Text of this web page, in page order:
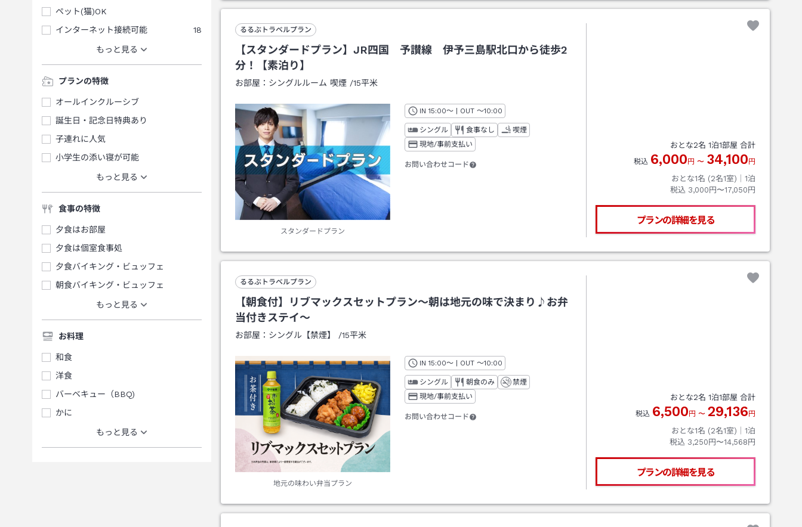
ペット(猫)OK
インターネット接続可能
18
もっと見る
プランの特徴
オールインクルーシブ
誕生日・記念日特典あり
子連れに人気
小学生の添い寝が可能
もっと見る
食事の特徴
夕食はお部屋
夕食は個室食事処
夕食バイキング・ビュッフェ
朝食バイキング・ビュッフェ
もっと見る
お料理
和食
洋食
バーベキュー（BBQ)
かに
もっと見る
るるぶトラベルプラン
【スタンダードプラン】JR四国 予讃線 伊予三島駅北口から徒歩2
分！【素泊り】
お部屋： シングルルーム 喫煙/15平米
スタンダードプラン
IN チェックイン
15:00～ | OUT チェックアウト
～10:00
シングル 食事なし
喫煙
現地/事前支払い
お問い合わせコード
おとな2名 1泊1部屋 合計
税込 6,000円 〜 34,100円
おとな1名 (2名1室)｜ 1泊
税込 3,000円〜17,050円
プランの詳細を見る
るるぶトラベルプラン
【朝食付】リブマックスセットプラン～朝は地元の味で決まり♪お弁
当付きステイ～
お部屋： シングル【禁煙】 /15平米
地元の味わい弁当プラン
IN チェックイン
15:00～ | OUT チェックアウト
～10:00
シングル 朝食のみ
禁煙
現地/事前支払い
お問い合わせコード
おとな2名 1泊1部屋 合計
税込 6,500円 〜 29,136円
おとな1名 (2名1室)｜ 1泊
税込 3,250円〜14,568円
プランの詳細を見る